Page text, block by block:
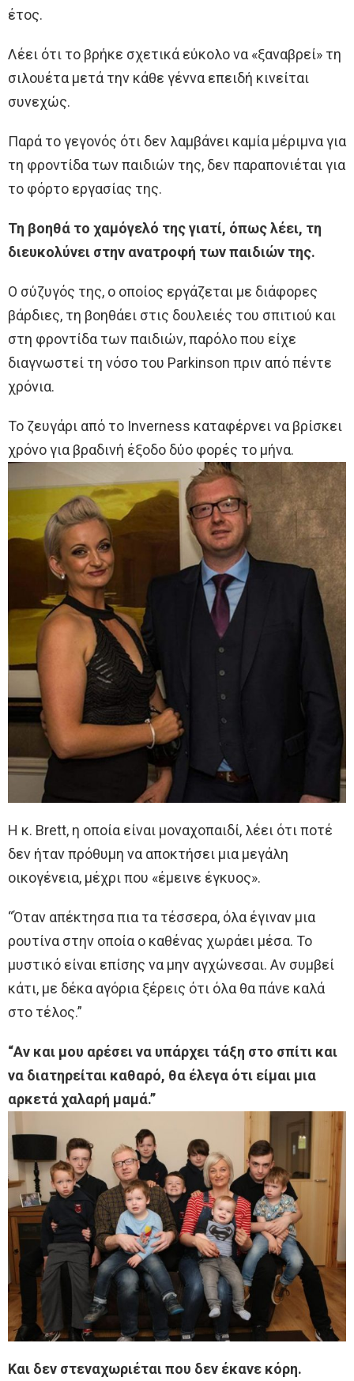
έτος.
Λέει ότι το βρήκε σχετικά εύκολο να «ξαναβρεί» τη
σιλουέτα μετά την κάθε γέννα επειδή κινείται
συνεχώς.
Παρά το γεγονός ότι δεν λαμβάνει καμία μέριμνα για
τη φροντίδα των παιδιών της, δεν παραπονιέται για
το φόρτο εργασίας της.
Τη βοηθά το χαμόγελό της γιατί, όπως λέει, τη
διευκολύνει στην ανατροφή των παιδιών της.
Ο σύζυγός της, ο οποίος εργάζεται με διάφορες
βάρδιες, τη βοηθάει στις δουλειές του σπιτιού και
στη φροντίδα των παιδιών, παρόλο που είχε
διαγνωστεί τη νόσο του Parkinson πριν από πέντε
χρόνια.
Το ζευγάρι από το Inverness καταφέρνει να βρίσκει
χρόνο για βραδινή έξοδο δύο φορές το μήνα.
Η κ. Brett, η οποία είναι μοναχοπαιδί, λέει ότι ποτέ
δεν ήταν πρόθυμη να αποκτήσει μια μεγάλη
οικογένεια, μέχρι που «έμεινε έγκυος».
“Όταν απέκτησα πια τα τέσσερα, όλα έγιναν μια
ρουτίνα στην οποία ο καθένας χωράει μέσα. Το
μυστικό είναι επίσης να μην αγχώνεσαι. Αν συμβεί
κάτι, με δέκα αγόρια ξέρεις ότι όλα θα πάνε καλά
στο τέλος.”
“Αν και μου αρέσει να υπάρχει τάξη στο σπίτι και
να διατηρείται καθαρό, θα έλεγα ότι είμαι μια
αρκετά χαλαρή μαμά.”
Και δεν στεναχωριέται που δεν έκανε κόρη.